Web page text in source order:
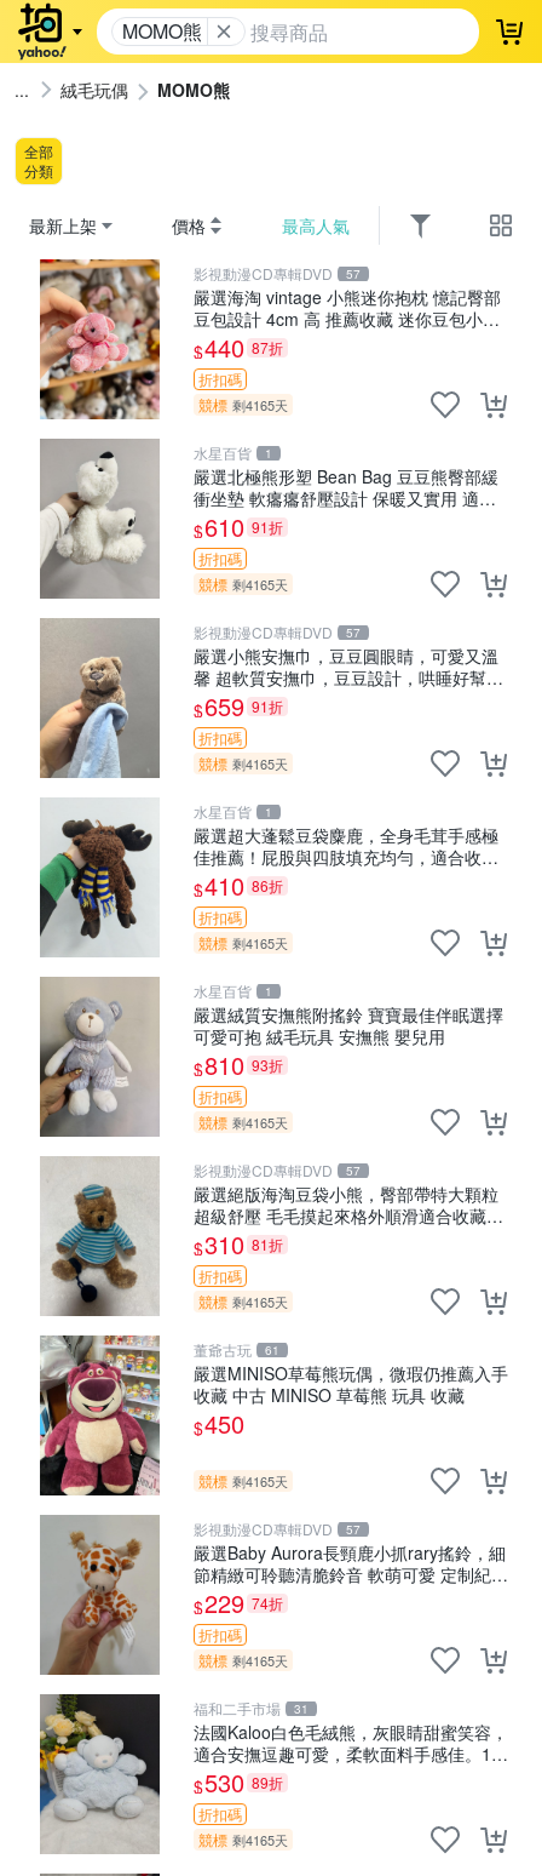
MOMO熊 登
絨毛玩偶 MOMO熊
全部
分類
最新上架 價格 最高人氣
影視動漫CD專輯DVD 57
嚴選海淘 vintage 小熊迷你抱枕 憶記臀部
豆包設計 4cm 高 推薦收藏 迷你豆包小
熊、高臀部、豆袋抱枕
$440 87折
折扣碼
競標 剩4165天
水星百貨 1
嚴選北極熊形塑 Bean Bag 豆豆熊臀部緩
衝坐墊 軟癟癟舒壓設計 保暖又實用 適合
久坐放松 推薦居家使用 RUSS系列 豆豆熊
屁屁坐墊 3D顆粒結構
$610 91折
折扣碼
競標 剩4165天
影視動漫CD專輯DVD 57
嚴選小熊安撫巾，豆豆圓眼睛，可愛又溫
馨 超軟質安撫巾，豆豆設計，哄睡好幫手
約克豆豆眼安撫巾 數碼豆豆眼
$659 91折
折扣碼
競標 剩4165天
水星百貨 1
嚴選超大蓬鬆豆袋麋鹿，全身毛茸手感極
佳推薦！屁股與四肢填充均勻，適合收藏
與孩童共賞。 麋鹿 豆袋 毛茸玩具
$410 86折
折扣碼
競標 剩4165天
水星百貨 1
嚴選絨質安撫熊附搖鈴 寶寶最佳伴眠選擇
可愛可抱 絨毛玩具 安撫熊 嬰兒用
$810 93折
折扣碼
競標 剩4165天
影視動漫CD專輯DVD 57
嚴選絕版海淘豆袋小熊，臀部帶特大顆粒
超級舒壓 毛毛摸起來格外順滑適合收藏
100%棉質 豆袋枕 豆袋、抱枕、小熊
$310 81折
折扣碼
競標 剩4165天
董爺古玩 61
嚴選MINISO草莓熊玩偶，微瑕仍推薦入手
收藏 中古 MINISO 草莓熊 玩具 收藏
$450
競標 剩4165天
影視動漫CD專輯DVD 57
嚴選Baby Aurora長頸鹿小抓rary搖鈴，細
節精緻可聆聽清脆鈴音 軟萌可愛 定制紀念
金屬搖鈴 新手媽咪推薦 長頸鹿 抓rary 搖
鈴
$229 74折
折扣碼
競標 剩4165天
福和二手市場 31
法國Kaloo白色毛絨熊，灰眼睛甜蜜笑容，
適合安撫逗趣可愛，柔軟面料手感佳。14
白色安撫熊 毛絨玩具 寶寶逗樂具
$530 89折
折扣碼
競標 剩4165天